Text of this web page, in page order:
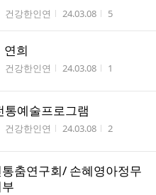
작성자
건강한인연 작성시간
24.03.08 조회수
5
희
작성자
건강한인연 작성시간
24.03.08 조회수
1
예술프로그램
작성자
건강한인연 작성시간
24.03.08 조회수
2
춤연구회/ 손혜영아정무